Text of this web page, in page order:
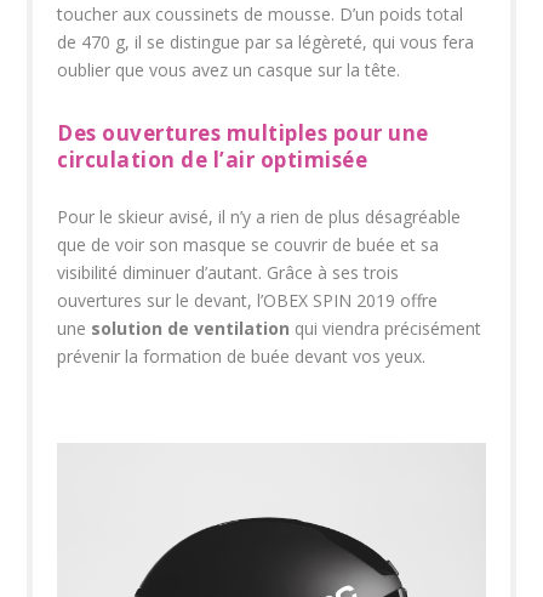
toucher aux coussinets de mousse. D’un poids total
de 470 g, il se distingue par sa légèreté, qui vous fera
oublier que vous avez un casque sur la tête.
Des ouvertures multiples pour une
circulation de l’air optimisée
Pour le skieur avisé, il n’y a rien de plus désagréable
que de voir son masque se couvrir de buée et sa
visibilité diminuer d’autant. Grâce à ses trois
ouvertures sur le devant, l’OBEX SPIN 2019 offre
une solution de ventilation qui viendra précisément
prévenir la formation de buée devant vos yeux.